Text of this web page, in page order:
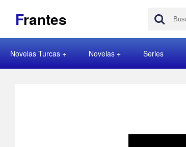
Frantes
Novelas Turcas Novelas Series